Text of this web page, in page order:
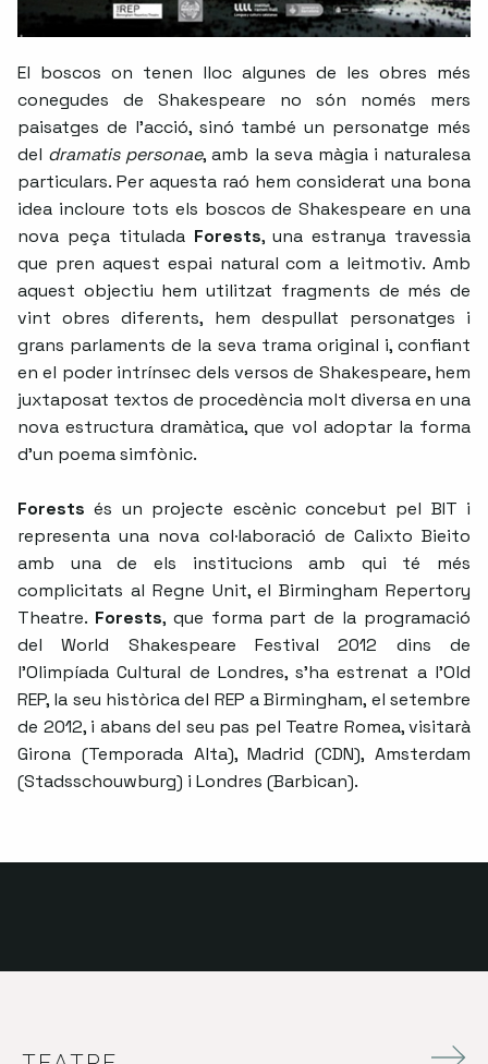
El boscos on tenen lloc algunes de les obres més
conegudes de Shakespeare no són només mers
paisatges de l’acció, sinó també un personatge més
del dramatis personae, amb la seva màgia i naturalesa
particulars. Per aquesta raó hem considerat una bona
idea incloure tots els boscos de Shakespeare en una
nova peça titulada Forests, una estranya travessia
que pren aquest espai natural com a leitmotiv. Amb
aquest objectiu hem utilitzat fragments de més de
vint obres diferents, hem despullat personatges i
grans parlaments de la seva trama original i, confiant
en el poder intrínsec dels versos de Shakespeare, hem
juxtaposat textos de procedència molt diversa en una
nova estructura dramàtica, que vol adoptar la forma
d’un poema simfònic.
Forests és un projecte escènic concebut pel BIT i
representa una nova col·laboració de Calixto Bieito
amb una de els institucions amb qui té més
complicitats al Regne Unit, el Birmingham Repertory
Theatre. Forests, que forma part de la programació
del World Shakespeare Festival 2012 dins de
l’Olimpíada Cultural de Londres, s’ha estrenat a l’Old
REP, la seu històrica del REP a Birmingham, el setembre
de 2012, i abans del seu pas pel Teatre Romea, visitarà
Girona (Temporada Alta), Madrid (CDN), Amsterdam
(Stadsschouwburg) i Londres (Barbican).